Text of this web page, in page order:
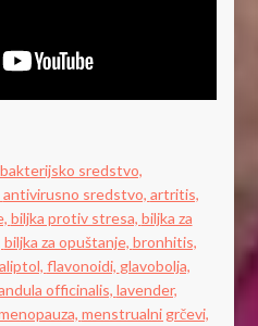
sredstvo,
antivirusno sredstvo, artritis,
biljka protiv stresa, biljka za
biljka za opuštanje, bronhitis,
flavonoidi, glavobolja,
officinalis, lavender,
menstrualni grčevi,